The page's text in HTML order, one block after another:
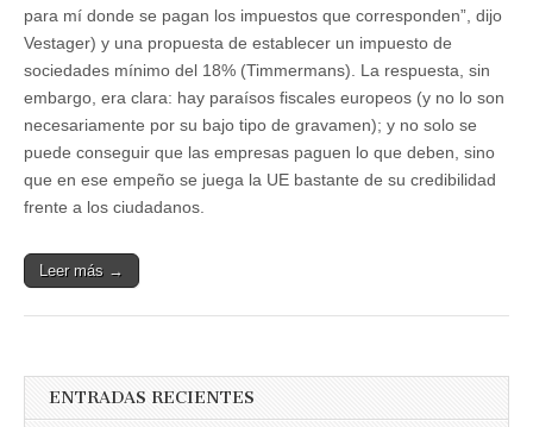
para mí donde se pagan los impuestos que corresponden”, dijo
Vestager) y una propuesta de establecer un impuesto de
sociedades mínimo del 18% (Timmermans). La respuesta, sin
embargo, era clara: hay paraísos fiscales europeos (y no lo son
necesariamente por su bajo tipo de gravamen); y no solo se
puede conseguir que las empresas paguen lo que deben, sino
que en ese empeño se juega la UE bastante de su credibilidad
frente a los ciudadanos.
Leer más →
ENTRADAS RECIENTES